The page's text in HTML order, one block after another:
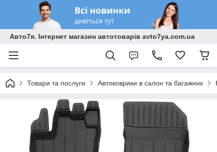
Авто7я. Інтернет магазин автотоварів avto7ya.com.ua
Товари та послуги Автоковрики в салон та багажник